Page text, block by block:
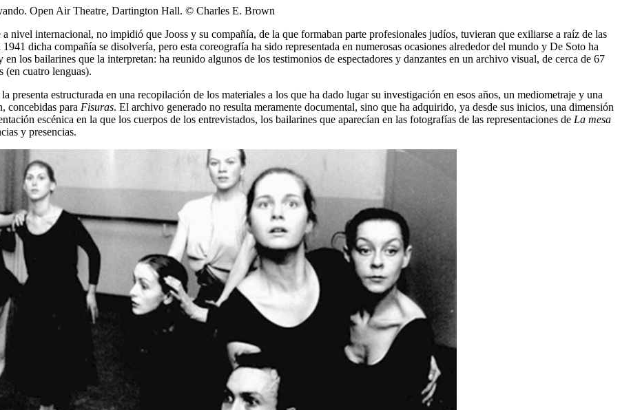
Open Air Theatre, Dartington Hall. © Charles E. Brown
nivel internacional, no impidió que Jooss y su compañía, de la que formaban parte profesionales judíos, tuvieran que exiliarse a raíz de las
dicha compañía se disolvería, pero esta coreografía ha sido representada en numerosas ocasiones alrededor del mundo y De Soto ha
los bailarines que la interpretan: ha reunido algunos de los testimonios de espectadores y danzantes en un archivo visual, de cerca de 67
(en cuatro lenguas).
presenta estructurada en una recopilación de los materiales a los que ha dado lugar su investigación en esos años, un mediometraje y una
concebidas para Fisuras. El archivo generado no resulta meramente documental, sino que ha adquirido, ya desde sus inicios, una dimensión
escénica en la que los cuerpos de los entrevistados, los bailarines que aparecían en las fotografías de las representaciones de La mesa
y presencias.